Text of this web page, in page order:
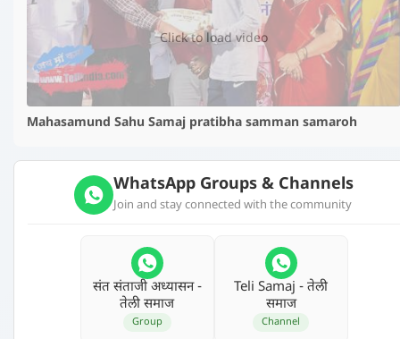
Click to load video
Mahasamund Sahu Samaj pratibha samman samaroh
WhatsApp Groups & Channels
Join and stay connected with the community
संत संताजी अध्‍यासन -
तेली समाज
Group
Teli Samaj - तेली
समाज
Channel